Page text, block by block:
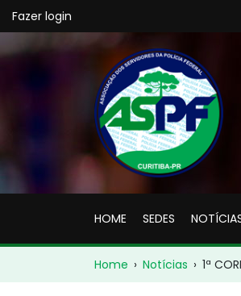
Fazer login
HOME SEDES
Home › Notícias › 1ª